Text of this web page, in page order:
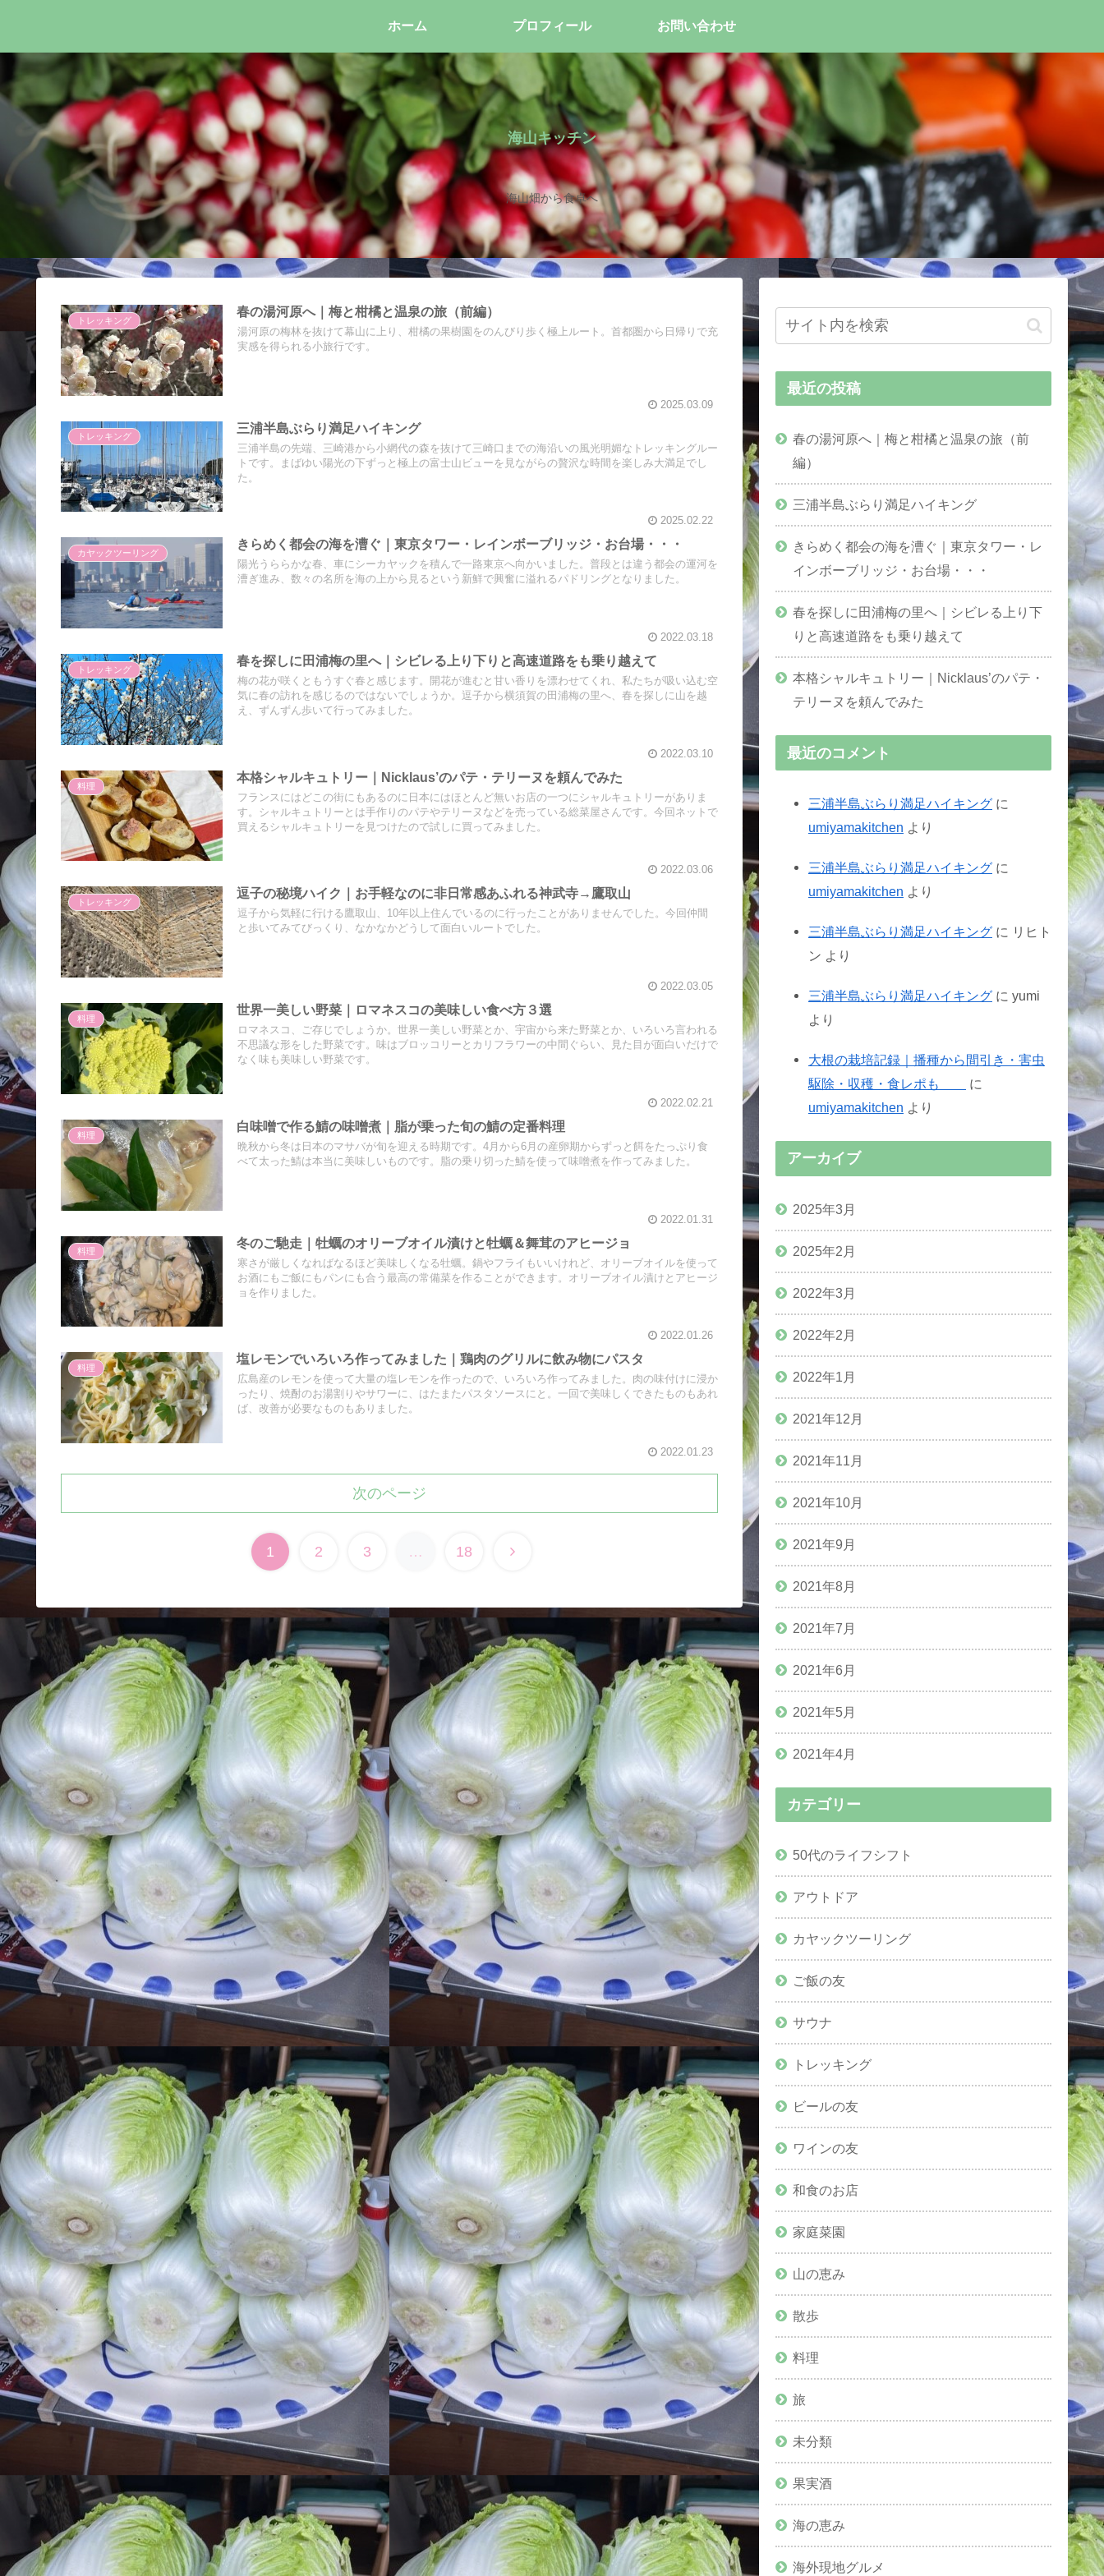
海山キッチン
海山畑から食卓へ
ホーム プロフィール お問い合わせ
トレッキング
春の湯河原へ｜梅と柑橘と温泉の旅（前編）
湯河原の梅林を抜けて幕山に上り、柑橘の果樹園をのんびり歩く極上ルート。首都圏から日帰りで充
実感を得られる小旅行です。
2025.03.09
トレッキング
三浦半島ぶらり満足ハイキング
三浦半島の先端、三崎港から小網代の森を抜けて三崎口までの海沿いの風光明媚なトレッキングルー
トです。まばゆい陽光の下ずっと極上の富士山ビューを見ながらの贅沢な時間を楽しみ大満足でし
た。
2025.02.22
カヤックツーリング
きらめく都会の海を漕ぐ｜東京タワー・レインボーブリッジ・お台場・・・
陽光うららかな春、車にシーカヤックを積んで一路東京へ向かいました。普段とは違う都会の運河を
漕ぎ進み、数々の名所を海の上から見るという新鮮で興奮に溢れるパドリングとなりました。
2022.03.18
トレッキング
春を探しに田浦梅の里へ｜シビレる上り下りと高速道路をも乗り越えて
梅の花が咲くともうすぐ春と感じます。開花が進むと甘い香りを漂わせてくれ、私たちが吸い込む空
気に春の訪れを感じるのではないでしょうか。逗子から横須賀の田浦梅の里へ、春を探しに山を越
え、ずんずん歩いて行ってみました。
2022.03.10
料理
本格シャルキュトリー｜Nicklaus’のパテ・テリーヌを頼んでみた
フランスにはどこの街にもあるのに日本にはほとんど無いお店の一つにシャルキュトリーがありま
す。シャルキュトリーとは手作りのパテやテリーヌなどを売っている総菜屋さんです。今回ネットで
買えるシャルキュトリーを見つけたので試しに買ってみました。
2022.03.06
トレッキング
逗子の秘境ハイク｜お手軽なのに非日常感あふれる神武寺→鷹取山
逗子から気軽に行ける鷹取山、10年以上住んでいるのに行ったことがありませんでした。今回仲間
と歩いてみてびっくり、なかなかどうして面白いルートでした。
2022.03.05
料理
世界一美しい野菜｜ロマネスコの美味しい食べ方３選
ロマネスコ、ご存じでしょうか。世界一美しい野菜とか、宇宙から来た野菜とか、いろいろ言われる
不思議な形をした野菜です。味はブロッコリーとカリフラワーの中間ぐらい、見た目が面白いだけで
なく味も美味しい野菜です。
2022.02.21
料理
白味噌で作る鯖の味噌煮｜脂が乗った旬の鯖の定番料理
晩秋から冬は日本のマサバが旬を迎える時期です。4月から6月の産卵期からずっと餌をたっぷり食
べて太った鯖は本当に美味しいものです。脂の乗り切った鯖を使って味噌煮を作ってみました。
2022.01.31
料理
冬のご馳走｜牡蠣のオリーブオイル漬けと牡蠣＆舞茸のアヒージョ
寒さが厳しくなればなるほど美味しくなる牡蠣。鍋やフライもいいけれど、オリーブオイルを使って
お酒にもご飯にもパンにも合う最高の常備菜を作ることができます。オリーブオイル漬けとアヒージ
ョを作りました。
2022.01.26
料理
塩レモンでいろいろ作ってみました｜鶏肉のグリルに飲み物にパスタ
広島産のレモンを使って大量の塩レモンを作ったので、いろいろ作ってみました。肉の味付けに浸か
ったり、焼酎のお湯割りやサワーに、はたまたパスタソースにと。一回で美味しくできたものもあれ
ば、改善が必要なものもありました。
2022.01.23
次のページ
1 2 3 … 18
最近の投稿
春の湯河原へ｜梅と柑橘と温泉の旅（前
編）
三浦半島ぶらり満足ハイキング
きらめく都会の海を漕ぐ｜東京タワー・レ
インボーブリッジ・お台場・・・
春を探しに田浦梅の里へ｜シビレる上り下
りと高速道路をも乗り越えて
本格シャルキュトリー｜Nicklaus’のパテ・
テリーヌを頼んでみた
最近のコメント
三浦半島ぶらり満足ハイキング に
umiyamakitchen より
三浦半島ぶらり満足ハイキング に
umiyamakitchen より
三浦半島ぶらり満足ハイキング に リヒト
ン より
三浦半島ぶらり満足ハイキング に yumi
より
大根の栽培記録｜播種から間引き・害虫
駆除・収穫・食レポも
に
umiyamakitchen より
アーカイブ
2025年3月
2025年2月
2022年3月
2022年2月
2022年1月
2021年12月
2021年11月
2021年10月
2021年9月
2021年8月
2021年7月
2021年6月
2021年5月
2021年4月
カテゴリー
50代のライフシフト
アウトドア
カヤックツーリング
ご飯の友
サウナ
トレッキング
ビールの友
ワインの友
和食のお店
家庭菜園
山の恵み
散歩
料理
旅
未分類
果実酒
海の恵み
海外現地グルメ